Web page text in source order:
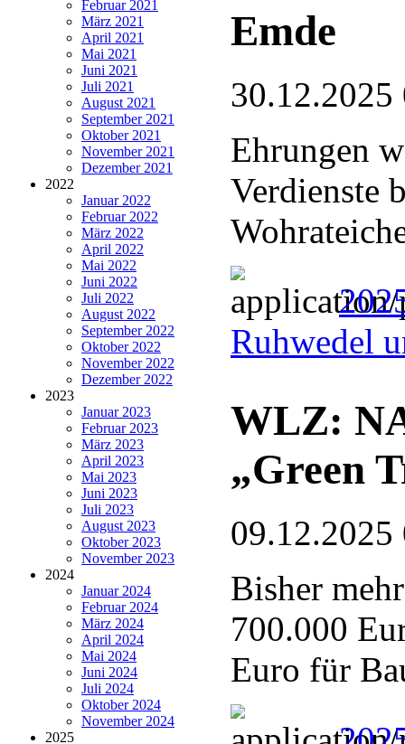
Februar 2021
März 2021
April 2021
Mai 2021
Juni 2021
Juli 2021
August 2021
September 2021
Oktober 2021
November 2021
Dezember 2021
2022
Januar 2022
Februar 2022
März 2022
April 2022
Mai 2022
Juni 2022
Juli 2022
August 2022
September 2022
Oktober 2022
November 2022
Dezember 2022
2023
Januar 2023
Februar 2023
März 2023
April 2023
Mai 2023
Juni 2023
Juli 2023
August 2023
Oktober 2023
November 2023
2024
Januar 2024
Februar 2024
März 2024
April 2024
Mai 2024
Juni 2024
Juli 2024
Oktober 2024
November 2024
2025
Emde
30.12.2025
Ehrungen
Verdienste
Ruhwedel
WLZ:
„Green
09.12.2025
Bisher
700.000
Euro für